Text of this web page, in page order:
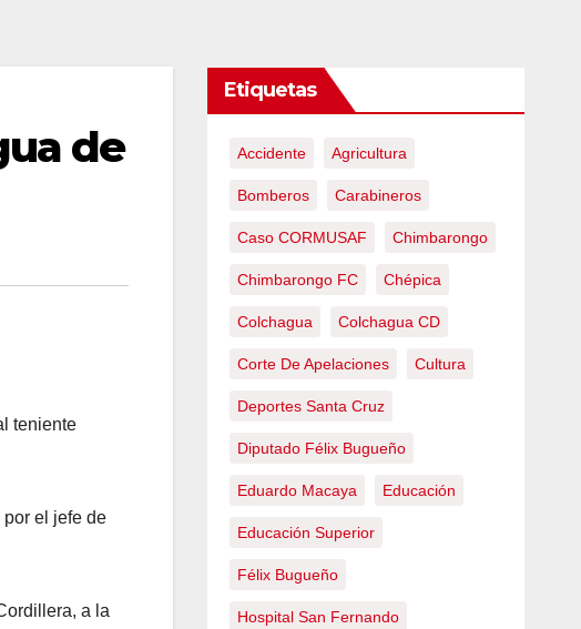
de
teniente
el jefe de
a la
Etiquetas
Accidente Agricultura
Bomberos Carabineros
Caso CORMUSAF Chimbarongo
Chimbarongo FC Chépica
Colchagua Colchagua CD
Corte De Apelaciones Cultura
Deportes Santa Cruz
Diputado Félix Bugueño
Eduardo Macaya Educación
Educación Superior
Félix Bugueño
Hospital San Fernando